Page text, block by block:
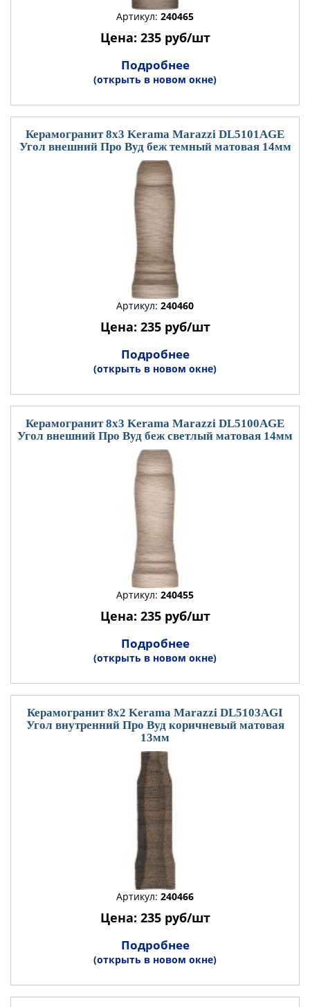
Артикул: 240465
Цена: 235 руб/шт
Подробнее
(открыть в новом окне)
Керамогранит 8x3 Kerama Marazzi DL5101AGE
Угол внешний Про Вуд беж темный матовая 14мм
Артикул: 240460
Цена: 235 руб/шт
Подробнее
(открыть в новом окне)
Керамогранит 8x3 Kerama Marazzi DL5100AGE
Угол внешний Про Вуд беж светлый матовая 14мм
Артикул: 240455
Цена: 235 руб/шт
Подробнее
(открыть в новом окне)
Керамогранит 8x2 Kerama Marazzi DL5103AGI
Угол внутренний Про Вуд коричневый матовая
13мм
Артикул: 240466
Цена: 235 руб/шт
Подробнее
(открыть в новом окне)